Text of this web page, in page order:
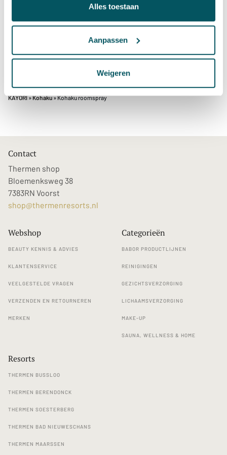
Alles toestaan
Aanpassen
Weigeren
maar warme amber geur met zachte bloem noten, deze
combinatie zorgt voor een rustgevende geur waarbij je
KAYORI»Kohaku» Kohaku roomspray
Contact
Thermen shop
Bloemenksweg 38
7383RN Voorst
shop@thermenresorts.nl
Webshop
BEAUTY KENNIS & ADVIES
KLANTENSERVICE
VEELGESTELDE VRAGEN
VERZENDEN EN RETOURNEREN
MERKEN
Categorieën
BABOR PRODUCTLIJNEN
REINIGINGEN
GEZICHTSVERZORGING
LICHAAMSVERZORGING
MAKE-UP
SAUNA, WELLNESS & HOME
Resorts
THERMEN BUSSLOO
THERMEN BERENDONCK
THERMEN SOESTERBERG
THERMEN BAD NIEUWESCHANS
THERMEN MAARSSEN